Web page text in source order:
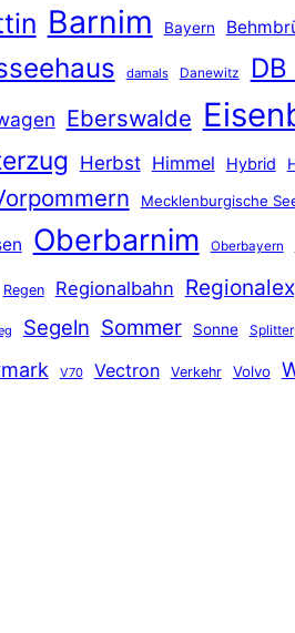
Barnim Bayern
damals Danewitz DB
Eberswalde
Herbst Himmel Hybrid
Mecklenburgische
Oberbarnim Oberbayern
Regen Regionalbahn
Segeln Sommer Sonne Splitter
V70 Vectron Verkehr Volvo